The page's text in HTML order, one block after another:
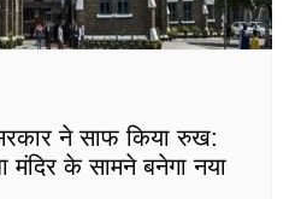
सरकार ने साफ किया रुख:
मंदिर के सामने बनेगा नया